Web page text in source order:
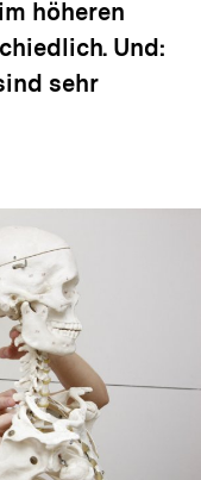
höheren
Und:
sehr